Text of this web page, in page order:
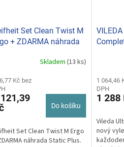
Set Clean Twist M
+ ZDARMA náhrada
Skladem (13 ks)
Kč bez
Do košíku
Set Clean Twist M Ergo
náhrada Static Plus.
produktu
je
5,0
5
1 064,46
DPH
1 288
Vileda
nový